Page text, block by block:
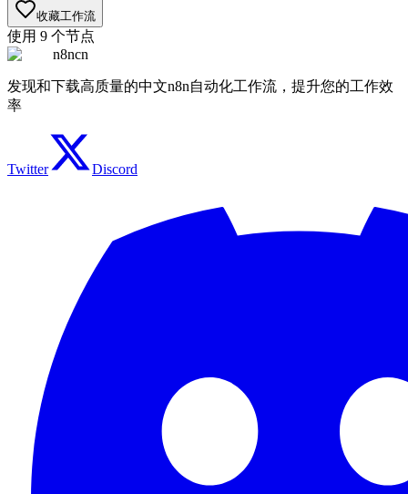
收藏工作流
使用 9 个节点
n8ncn
发现和下载高质量的中文n8n自动化工作流，提升您的工作效
率
Twitter Discord